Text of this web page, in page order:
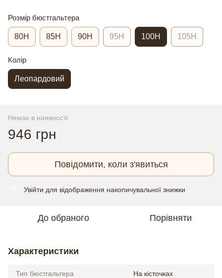
Розмір бюстгальтера
80H 85H 90H 95H 100H 105H
Колір
Леопардовий
Немає в наявності
946 грн
Повідомити, коли з'явиться
Увійти для відображення накопичувальної знижки
До обраного Порівняти
Характеристики
Тип бюстгальтера На кісточках